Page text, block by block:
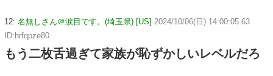
12: 名無しさん＠涙目です。(埼玉県) [US] 2024/10/06(日) 14:00:05.63
ID:hrfqpze80
もう二枚舌過ぎて家族が恥ずかしいレベルだろ